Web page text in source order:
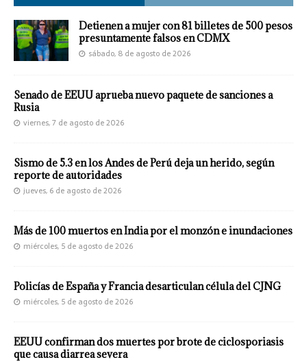
Detienen a mujer con 81 billetes de 500 pesos
presuntamente falsos en CDMX
sábado, 8 de agosto de 2026
Senado de EEUU aprueba nuevo paquete de sanciones a
Rusia
viernes, 7 de agosto de 2026
Sismo de 5.3 en los Andes de Perú deja un herido, según
reporte de autoridades
jueves, 6 de agosto de 2026
Más de 100 muertos en India por el monzón e inundaciones
miércoles, 5 de agosto de 2026
Policías de España y Francia desarticulan célula del CJNG
miércoles, 5 de agosto de 2026
EEUU confirman dos muertes por brote de ciclosporiasis
que causa diarrea severa